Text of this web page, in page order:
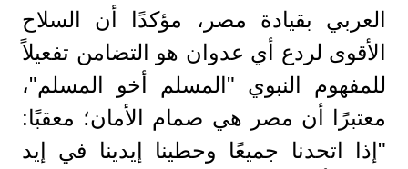
العربي بقيادة مصر، مؤكدًا أن السلاح
الأقوى لردع أي عدوان هو التضامن تفعيلاً
للمفهوم النبوي "المسلم أخو المسلم"،
معتبرًا أن مصر هي صمام الأمان؛ معقبًا:
"إذا اتحدنا جميعًا وحطينا إيدينا في إيد